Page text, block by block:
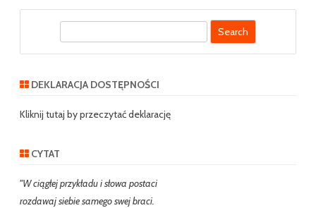
r
h
DEKLARACJA DOSTĘPNOŚCI
Kliknij tutaj by przeczytać deklarację
CYTAT
"W ciągłej przykładu i słowa postaci
rozdawaj siebie samego swej braci.